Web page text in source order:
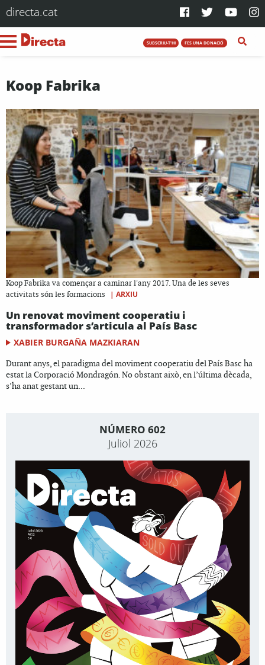
directa.cat
SUBSCRIU-T'HI FES UNA DONACIÓ
Koop Fabrika
Koop Fabrika va començar a caminar l'any 2017. Una de les seves
activitats són les formacions
| ARXIU
Un renovat moviment cooperatiu i
transformador s’articula al País Basc
XABIER BURGAÑA MAZKIARAN
Durant anys, el paradigma del moviment cooperatiu del País Basc ha
estat la Corporació Mondragón. No obstant això, en l’última dècada,
s’ha anat gestant un...
NÚMERO 602
Juliol 2026